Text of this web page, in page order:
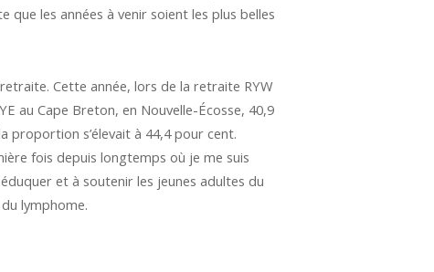
les années à venir soient les plus belles
Cette année, lors de la retraite RYW
au Cape Breton, en Nouvelle-Écosse, 40,9
s’élevait à 44,4 pour cent.
fois depuis longtemps où je me suis
et à soutenir les jeunes adultes du
lymphome.